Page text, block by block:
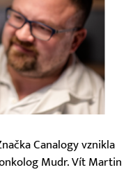
Canalogy vznikla
Mudr. Vít Martin